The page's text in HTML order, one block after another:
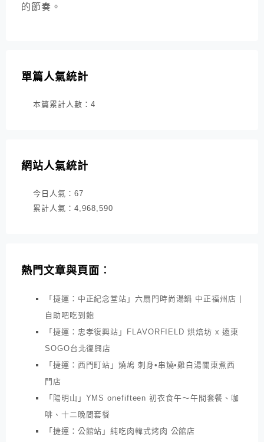
的節奏。
單篇人氣統計
本篇累計人數： 4
網站人氣統計
今日人氣： 67
累計人氣： 4,968,590
熱門文章與頁面︰
「捷運：中正紀念堂站」六扇門時尚湯鍋 中正福州店 |
自助吧吃到飽
「捷運：忠孝復興站」FLAVORFIELD 烘焙坊 x 遠東
SOGO台北復興店
「捷運：西門町站」燒鳩 刺身•串燒•雞白湯關東煮西
門店
「陽明山」YMS onefifteen 初衣食午～午間套餐、咖
啡、十二晚間套餐
「捷運：公館站」純吃肉韓式烤肉 公館店